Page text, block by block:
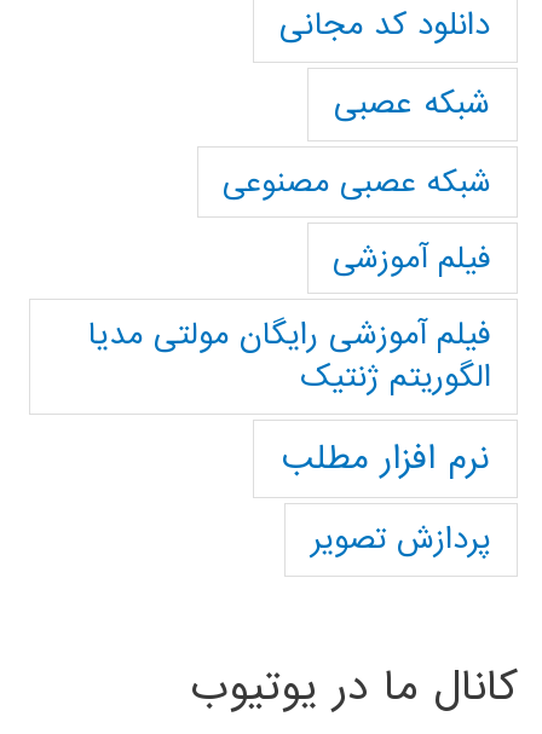
دانلود کد مجانی
شبکه عصبی
شبکه عصبی مصنوعی
فیلم آموزشی
فیلم آموزشی رایگان مولتی مدیا
الگوریتم ژنتیک
نرم افزار مطلب
پردازش تصویر
کانال ما در یوتیوب